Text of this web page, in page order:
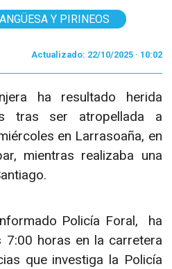
Y PIRINEOS
Actualizado: 22/10/2025 · 10:02
ha resultado herida
tras ser atropellada a
en Larrasoaña, en
mientras realizaba una
Policía Foral, ha
horas en la carretera
que investiga la Policía